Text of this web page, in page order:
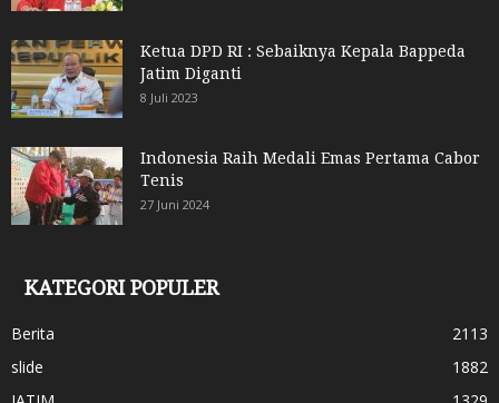
Ketua DPD RI : Sebaiknya Kepala Bappeda
Jatim Diganti
8 Juli 2023
Indonesia Raih Medali Emas Pertama Cabor
Tenis
27 Juni 2024
KATEGORI POPULER
Berita
2113
slide
1882